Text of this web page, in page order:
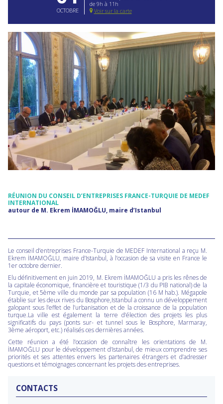
OCTOBRE
de 9h à 11h
Voir sur la carte
RÉUNION DU CONSEIL D’ENTREPRISES FRANCE-TURQUIE DE MEDEF
INTERNATIONAL
autour de M. Ekrem İMAMOĞLU, maire d’Istanbul
Le conseil d’entreprises France-Turquie de MEDEF International a reçu M.
Ekrem İMAMOĞLU, maire d’Istanbul, à l’occasion de sa visite en France le
1er octobre dernier.
Elu définitivement en juin 2019, M. Ekrem İMAMOĞLU a pris les rênes de
la capitale économique, financière et touristique (1/3 du PIB national) de la
Turquie, et 5ème ville du monde par sa population (16 M hab.). Mégapole
établie sur les deux rives du Bosphore,Istanbul a connu un développement
galopant sous l’effet de l’urbanisation et de la croissance de la population
turque.La ville est également la terre d’élection des projets les plus
significatifs du pays (ponts sur- et tunnel sous le Bosphore, Marmaray,
3ème aéroport, etc.) réalisés ces dernières années.
Cette réunion a été l’occasion de connaître les orientations de M.
İMAMOĞLU pour le développement d’Istanbul, de mieux comprendre ses
priorités et ses attentes envers les partenaires étrangers et d’adresser
questions et témoignages concernant les projets des entreprises.
CONTACTS